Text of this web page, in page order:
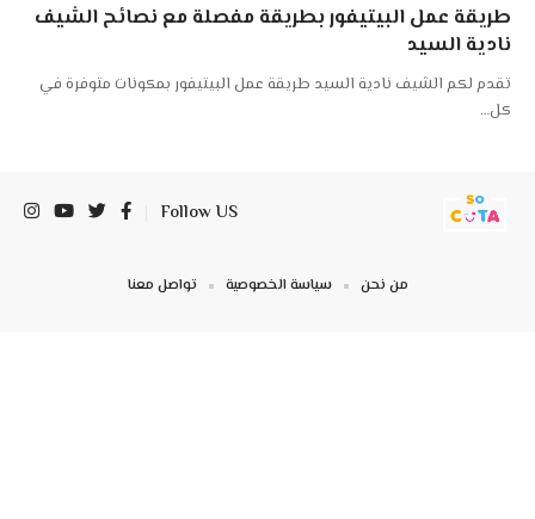
طريقة عمل البيتيفور بطريقة مفصلة مع نصائح الشيف
نادية السيد
تقدم لكم الشيف نادية السيد طريقة عمل البيتيفور بمكونات متوفرة في
كل…
Follow US
من نحن سياسة الخصوصية تواصل معنا